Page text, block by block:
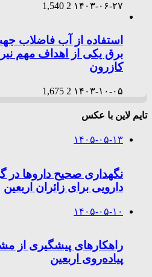
۱۴۰۳-۰۶-۲۷ 2
1,540
استفاده از آب فاضلاب
برق یکی از اهداف مهم
کازرون
۱۴۰۳-۱۰-۰۵ 2
1,675
تایم لاین با عکس
۱۴۰۵-۰۵-۱۳
نگهداری صحیح داروها در
دارویی برای زائران اربعین
۱۴۰۵-۰۵-۱۰
راهکارهای پیشگیری از
پیاده‌روی اربعین